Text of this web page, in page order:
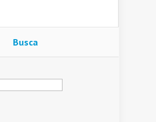
Busca